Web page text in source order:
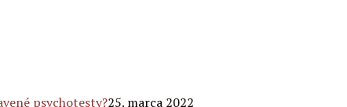
psychotesty?25. marca 2022